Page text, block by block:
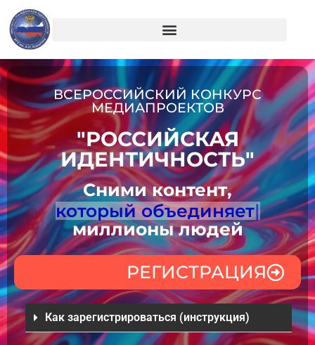
ВСЕРОССИЙСКИЙ КОНКУРС
МЕДИАПРОЕКТОВ
"РОССИЙСКАЯ
ИДЕНТИЧНОСТЬ"
Сними контент,
который объединяет
миллионы людей
РЕГИСТРАЦИЯ
Как зарегистрироваться (инструкция)